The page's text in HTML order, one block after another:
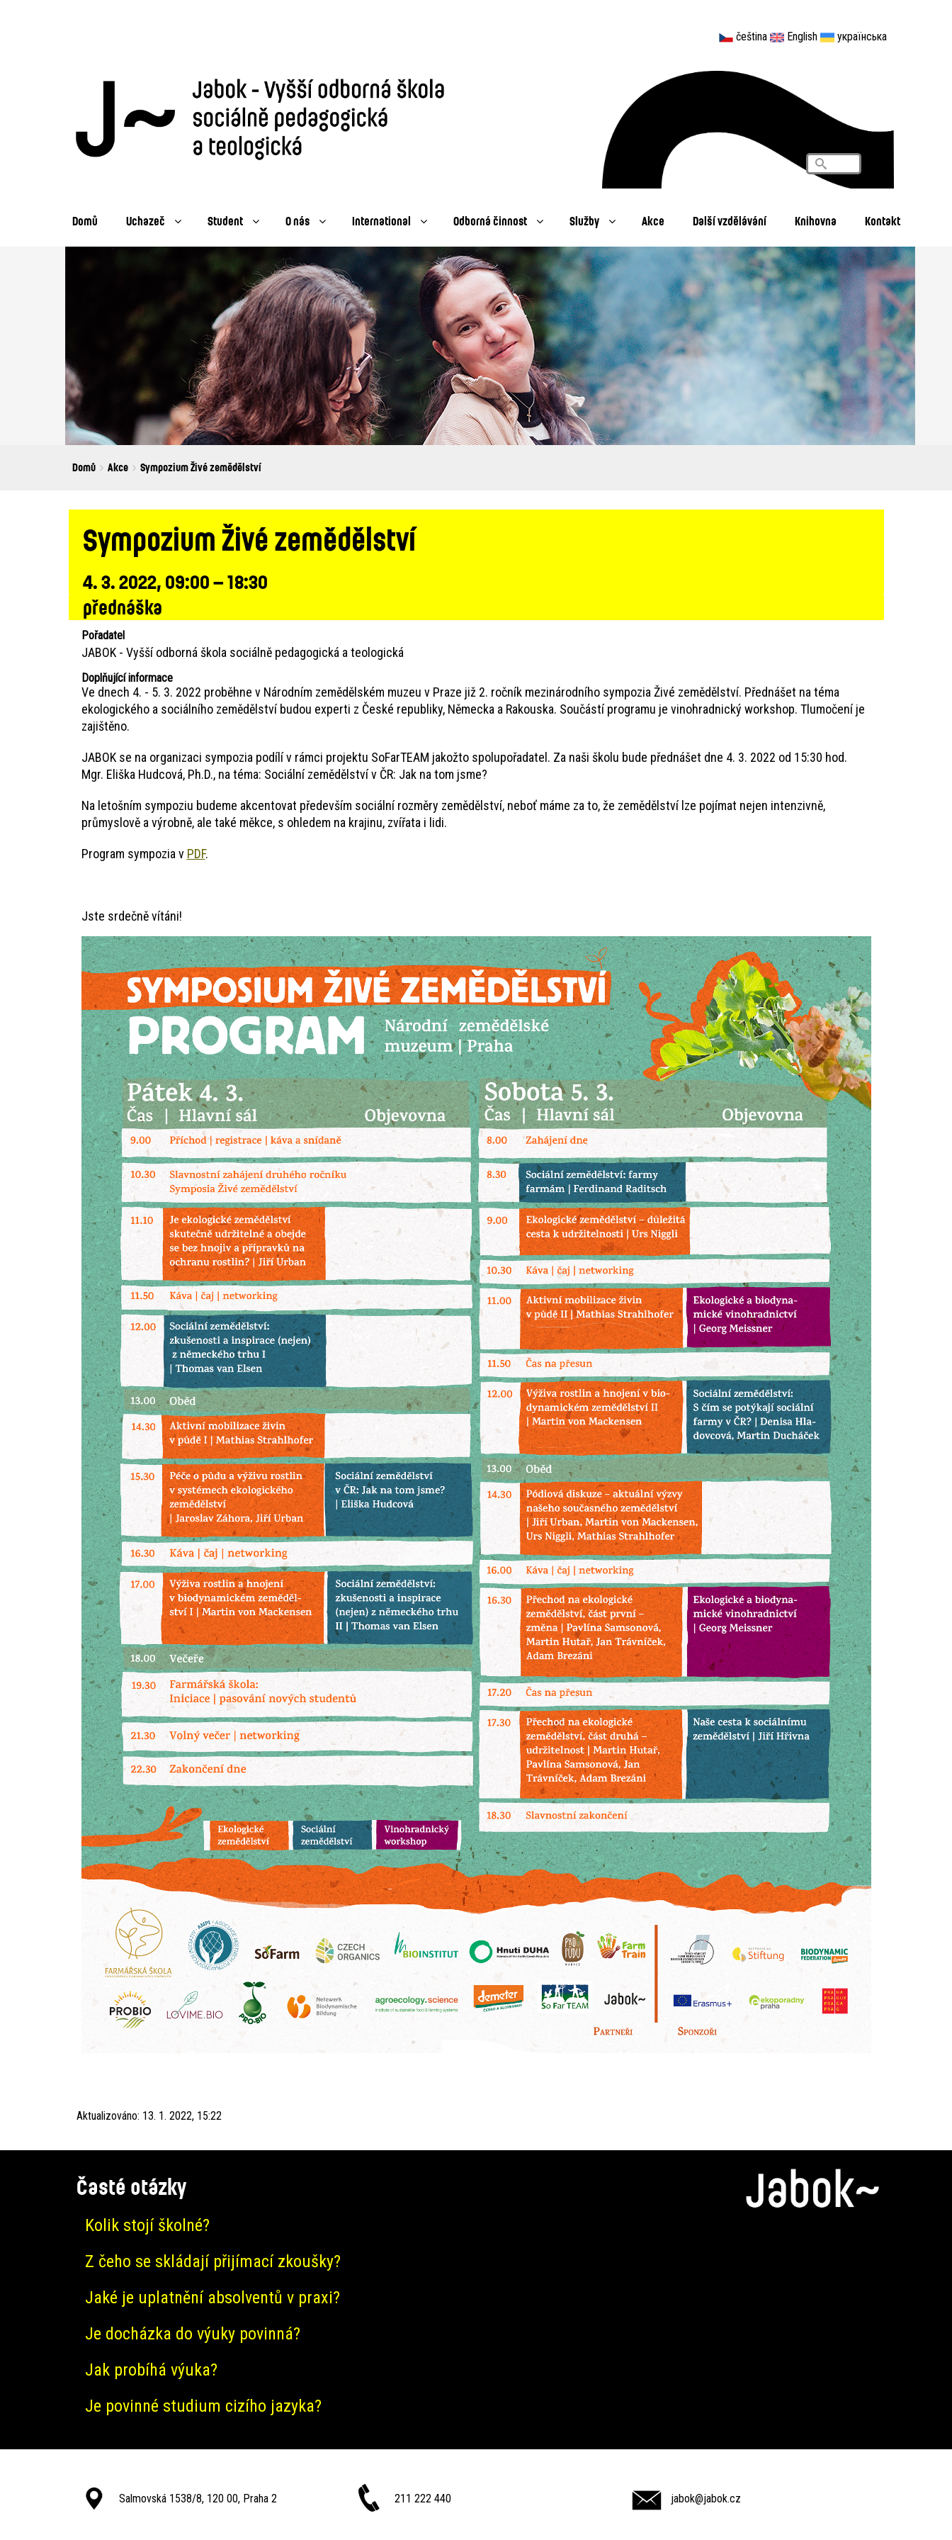
čeština English українська
Vyhledávání
Search
Domů Uchazeč Student O nás International Odborná činnost Služby Akce Další vzdělávání Knihovna Kontakt
Breadcrumbs
You
Domů Akce Sympozium Živé zemědělství
Sympozium Živé zemědělství
4. 3. 2022, 09:00 – 18:30
přednáška
Pořadatel
JABOK - Vyšší odborná škola sociálně pedagogická a teologická
Doplňující informace
Ve dnech 4. - 5. 3. 2022 proběhne v Národním zemědělském muzeu v Praze již 2. ročník mezinárodního sympozia Živé zemědělství. Přednášet na téma
ekologického a sociálního zemědělství budou experti z České republiky, Německa a Rakouska. Součástí programu je vinohradnický workshop. Tlumočení je
zajištěno.
JABOK se na organizaci sympozia podílí v rámci projektu SoFarTEAM jakožto spolupořadatel. Za naši školu bude přednášet dne 4. 3. 2022 od 15:30 hod.
Mgr. Eliška Hudcová, Ph.D., na téma: Sociální zemědělství v ČR: Jak na tom jsme?
Na letošním sympoziu budeme akcentovat především sociální rozměry zemědělství, neboť máme za to, že zemědělství lze pojímat nejen intenzivně,
průmyslově a výrobně, ale také měkce, s ohledem na krajinu, zvířata i lidi.
Program sympozia v PDF.
Jste srdečně vítáni!
Aktualizováno: 13. 1. 2022, 15:22
Časté otázky
Kolik stojí školné?
Z čeho se skládají přijímací zkoušky?
Jaké je uplatnění absolventů v praxi?
Je docházka do výuky povinná?
Jak probíhá výuka?
Je povinné studium cizího jazyka?
Salmovská 1538/8, 120 00, Praha 2 211 222 440 jabok@jabok.cz